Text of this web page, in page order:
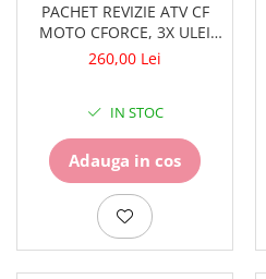
PACHET REVIZIE ATV CF
MOTO CFORCE, 3X ULEI
MOTOR MOTUL 5100
HIFLO FILTRU HF152
260,00 Lei
IN STOC
Adauga in cos